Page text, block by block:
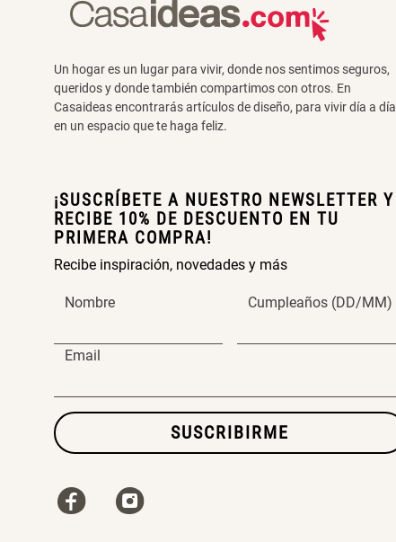
Un hogar es un lugar para vivir, donde nos sentimos seguros,
queridos y donde también compartimos con otros. En
Casaideas encontrarás artículos de diseño, para vivir día a día
en un espacio que te haga feliz.
¡SUSCRÍBETE A NUESTRO NEWSLETTER Y
RECIBE 10% DE DESCUENTO EN TU
PRIMERA COMPRA!
Recibe inspiración, novedades y más
Nombre Cumpleaños (DD/MM)
Email
SUSCRIBIRME